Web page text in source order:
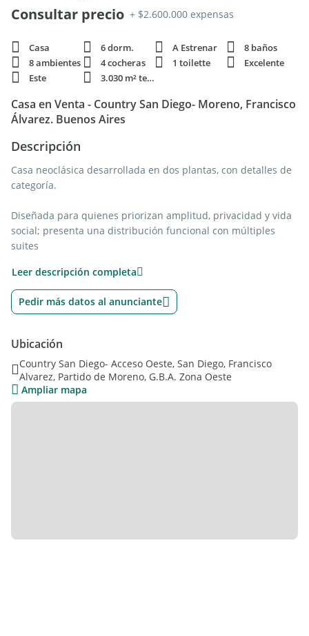
Consultar precio + $2.600.000 expensas
Casa 6 dorm. A Estrenar
8 baños
8 ambientes
4 cocheras 1 toilette
Excelente
Este
3.030 m² terren.
Casa en Venta - Country San Diego- Moreno, Francisco
Álvarez. Buenos Aires
Descripción
Casa neoclásica desarrollada en dos plantas, con detalles de
categoría.
Diseñada para quienes priorizan amplitud, privacidad y vida
social; presenta una distribución funcional con múltiples
suites
circulación principal y secundaria diferenciadas que
optimizan
la dinámica diaria y el uso independiente de los sectores.
Planta Baja:
Ingreso principal con puerta doble y acceso electrónico.
Hall de recepción.
Barra. Parrilla, anafe a gas y horno a gas.
Leer descripción completa
Pedir más datos al anunciante
Ubicación
Country San Diego- Acceso Oeste, San Diego, Francisco
Alvarez, Partido de Moreno, G.B.A. Zona Oeste
Ampliar mapa